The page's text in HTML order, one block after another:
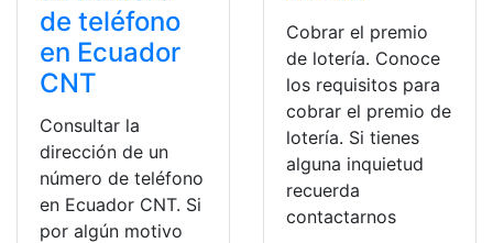
de teléfono
en Ecuador
CNT
Consultar la
dirección de un
número de teléfono
en Ecuador CNT. Si
por algún motivo
Cobrar el premio
de lotería. Conoce
los requisitos para
cobrar el premio de
lotería. Si tienes
alguna inquietud
recuerda
contactarnos